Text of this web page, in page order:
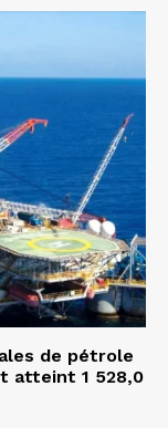
de pétrole
atteint 1 528,0